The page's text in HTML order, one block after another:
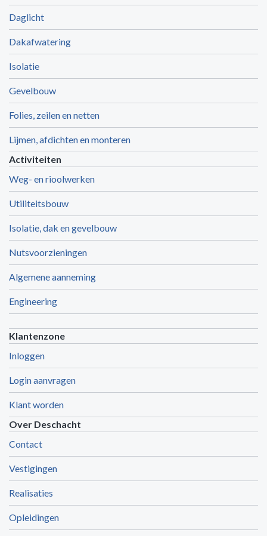
Daglicht
Dakafwatering
Isolatie
Gevelbouw
Folies, zeilen en netten
Lijmen, afdichten en monteren
Activiteiten
Weg- en rioolwerken
Utiliteitsbouw
Isolatie, dak en gevelbouw
Nutsvoorzieningen
Algemene aanneming
Engineering
Klantenzone
Inloggen
Login aanvragen
Klant worden
Over Deschacht
Contact
Vestigingen
Realisaties
Opleidingen